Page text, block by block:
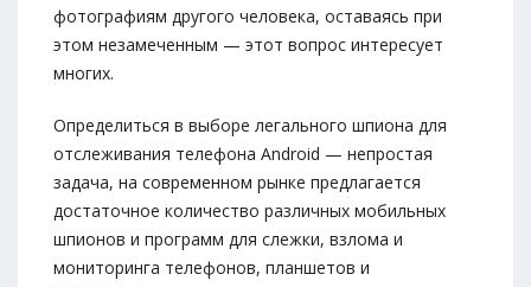
фотографиям другого человека, оставаясь при
этом незамеченным — этот вопрос интересует
многих.
Определиться в выборе легального шпиона для
отслеживания телефона Android — непростая
задача, на современном рынке предлагается
достаточное количество различных мобильных
шпионов и программ для слежки, взлома и
мониторинга телефонов, планшетов и